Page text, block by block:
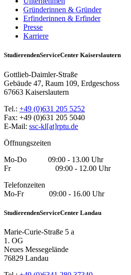
Gründerinnen & Gründer
Erfinderinnen & Erfinder
Presse
Karriere
StudierendenServiceCenter Kaiserslautern
Gottlieb-Daimler-Straße
Gebäude 47, Raum 109, Erdgeschoss
67663 Kaiserslautern
Tel.: +49 (0)631 205 5252
Fax: +49 (0)631 205 5040
E-Mail: ssc-kl[at]rptu.de
Öffnungszeiten
Mo-Do 09:00 - 13.00 Uhr
Fr 09:00 - 12.00 Uhr
Telefonzeiten
Mo-Fr 09:00 - 16.00 Uhr
StudierendenServiceCenter Landau
Marie-Curie-Straße 5 a
1. OG
Neues Messegelände
76829 Landau